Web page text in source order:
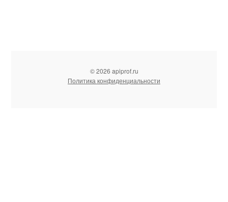
© 2026 apiprof.ru
Политика конфиденциальности